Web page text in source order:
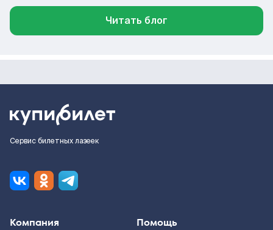
Читать блог
Сервис билетных лазеек
Компания Помощь